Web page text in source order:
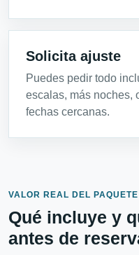
Solicita ajuste
Puedes pedir todo
escalas, más noches,
fechas cercanas.
VALOR REAL DEL PAQUETE
Qué incluye y
antes de